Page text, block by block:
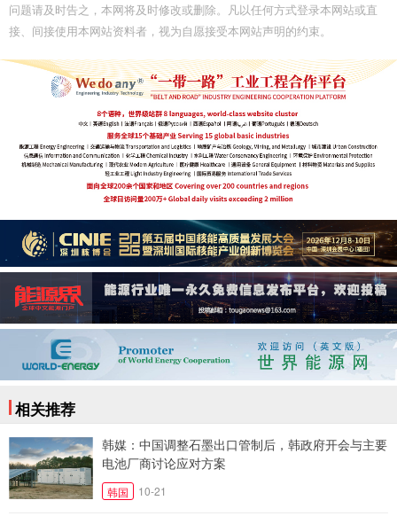
问题请及时告之，本网将及时修改或删除。凡以任何方式登录本网站或直
接、间接使用本网站资料者，视为自愿接受本网站声明的约束。
相关推荐
韩媒：中国调整石墨出口管制后，韩政府开会与主要
电池厂商讨论应对方案
韩国 10-21